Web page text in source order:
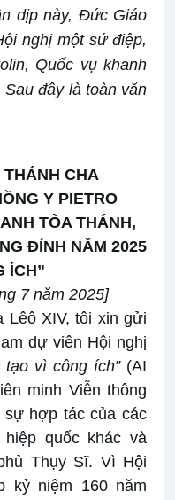
dịp này, Đức Giáo
nghị một sứ điệp,
Quốc vụ khanh
đây là toàn văn
CHA
Y PIETRO
TÒA THÁNH,
ĐỈNH NĂM 2025
ÍCH”
7 năm 2025]
Lêô XIV, tôi xin gửi
dự viên Hội nghị
tạo vì công ích”(AI
minh Viễn thông
hợp tác của các
quốc khác và
Thụy Sĩ. Vì Hội
kỷ niệm 160 năm